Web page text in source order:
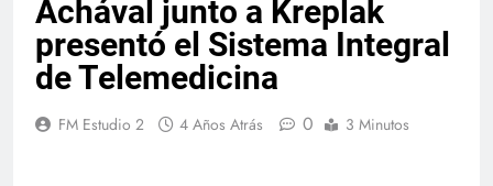
Achával junto a Kreplak
presentó el Sistema Integral
de Telemedicina
FM Estudio 2 4 Años Atrás 0 3 Minutos